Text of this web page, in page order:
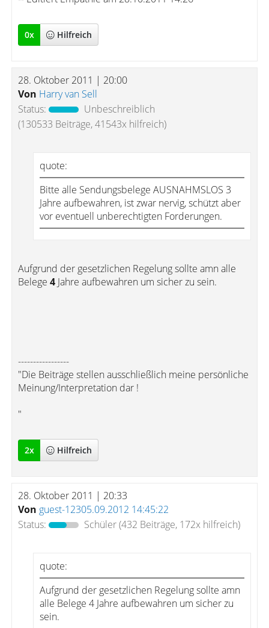
0x Hilfreich
28. Oktober 2011 | 20:00
Von Harry van Sell
Status:
Unbeschreiblich
(130533 Beiträge, 41543x hilfreich)
quote:
Bitte alle Sendungsbelege AUSNAHMSLOS 3
Jahre aufbewahren, ist zwar nervig, schützt aber
vor eventuell unberechtigten Forderungen.
Aufgrund der gesetzlichen Regelung sollte amn alle
Belege 4 Jahre aufbewahren um sicher zu sein.
-----------------
"Die Beiträge stellen ausschließlich meine persönliche
Meinung/Interpretation dar !
"
2x Hilfreich
28. Oktober 2011 | 20:33
Von guest-12305.09.2012 14:45:22
Status:
Schüler(432 Beiträge, 172x hilfreich)
quote:
Aufgrund der gesetzlichen Regelung sollte amn
alle Belege 4 Jahre aufbewahren um sicher zu
sein.